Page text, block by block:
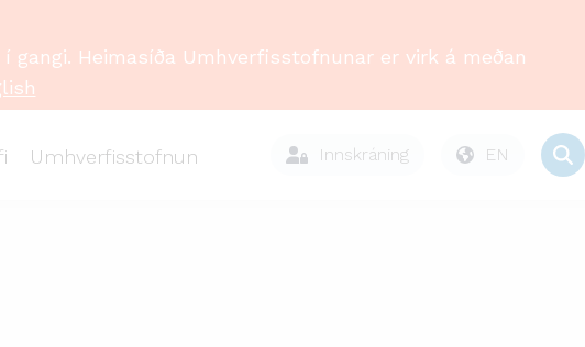
Umhverfisstofnun Innskráning EN
gangi. Heimasíða Umhverfisstofnunar er virk á meðan